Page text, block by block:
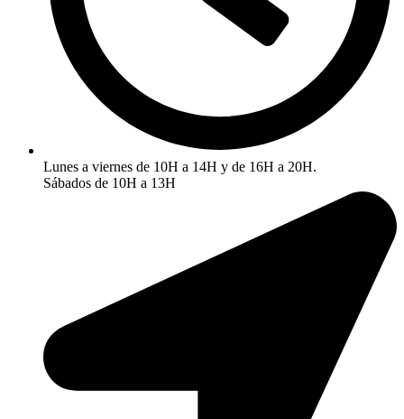
Lunes a viernes de 10H a 14H y de 16H a 20H.
Sábados de 10H a 13H